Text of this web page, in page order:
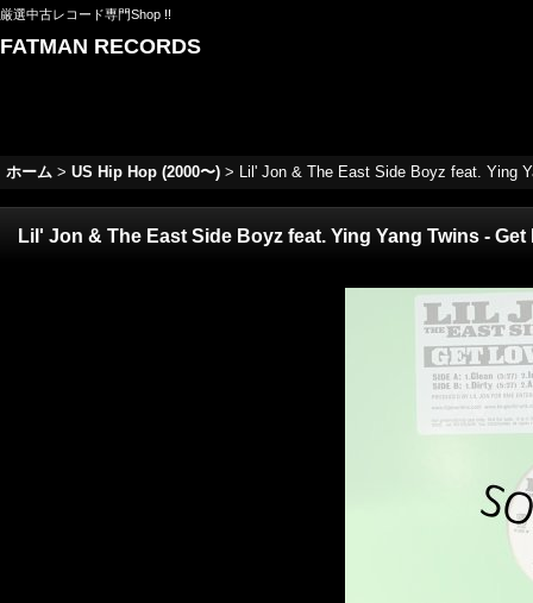
厳選中古レコード専門Shop !!
FATMAN RECORDS
ホーム > US Hip Hop (2000〜) > Lil' Jon & The East Side Boyz feat. Ying
Lil' Jon & The East Side Boyz feat. Ying Yang Twins - Get